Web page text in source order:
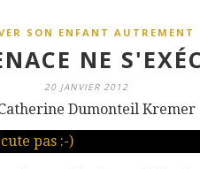
SON ENFANT AUTREMENT
NE
20 JANVIER 2012
Dumonteil Kremer